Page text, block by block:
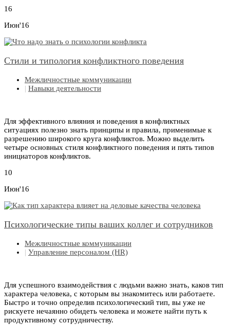
16
Июн'16
Стили и типология конфликтного поведения
Межличностные коммуникации
| Навыки деятельности
Для эффективного влияния и поведения в конфликтных
ситуациях полезно знать принципы и правила, применимые к
разрешению широкого круга конфликтов. Можно выделить
четыре основных стиля конфликтного поведения и пять типов
инициаторов конфликтов.
10
Июн'16
Психологические типы ваших коллег и сотрудников
Межличностные коммуникации
| Управление персоналом (HR)
Для успешного взаимодействия с людьми важно знать, каков тип
характера человека, с которым вы знакомитесь или работаете.
Быстро и точно определив психологический тип, вы уже не
рискуете нечаянно обидеть человека и можете найти путь к
продуктивному сотрудничеству.